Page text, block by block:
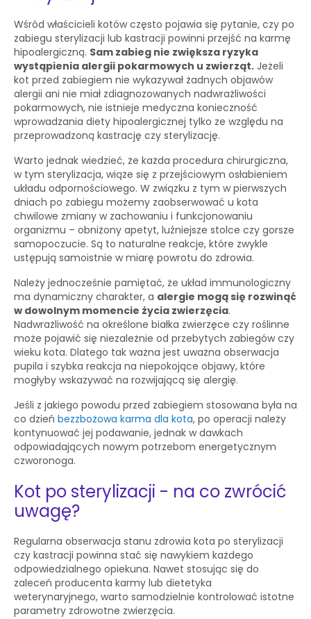
Wśród właścicieli kotów często pojawia się pytanie, czy po
zabiegu sterylizacji lub kastracji powinni przejść na karmę
hipoalergiczną. Sam zabieg nie zwiększa ryzyka
wystąpienia alergii pokarmowych u zwierząt. Jeżeli
kot przed zabiegiem nie wykazywał żadnych objawów
alergii ani nie miał zdiagnozowanych nadwrażliwości
pokarmowych, nie istnieje medyczna konieczność
wprowadzania diety hipoalergicznej tylko ze względu na
przeprowadzoną kastrację czy sterylizację.
Warto jednak wiedzieć, że każda procedura chirurgiczna,
w tym sterylizacja, wiąże się z przejściowym osłabieniem
układu odpornościowego. W związku z tym w pierwszych
dniach po zabiegu możemy zaobserwować u kota
chwilowe zmiany w zachowaniu i funkcjonowaniu
organizmu – obniżony apetyt, luźniejsze stolce czy gorsze
samopoczucie. Są to naturalne reakcje, które zwykle
ustępują samoistnie w miarę powrotu do zdrowia.
Należy jednocześnie pamiętać, że układ immunologiczny
ma dynamiczny charakter, a alergie mogą się rozwinąć
w dowolnym momencie życia zwierzęcia.
Nadwrażliwość na określone białka zwierzęce czy roślinne
może pojawić się niezależnie od przebytych zabiegów czy
wieku kota. Dlatego tak ważna jest uważna obserwacja
pupila i szybka reakcja na niepokojące objawy, które
mogłyby wskazywać na rozwijającą się alergię.
Jeśli z jakiego powodu przed zabiegiem stosowana była na
co dzień bezzbożowa karma dla kota, po operacji należy
kontynuować jej podawanie, jednak w dawkach
odpowiadających nowym potrzebom energetycznym
czworonoga.
Kot po sterylizacji - na co zwrócić
uwagę?
Regularna obserwacja stanu zdrowia kota po sterylizacji
czy kastracji powinna stać się nawykiem każdego
odpowiedzialnego opiekuna. Nawet stosując się do
zaleceń producenta karmy lub dietetyka
weterynaryjnego, warto samodzielnie kontrolować istotne
parametry zdrowotne zwierzęcia.